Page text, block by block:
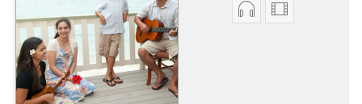
Downloadopties